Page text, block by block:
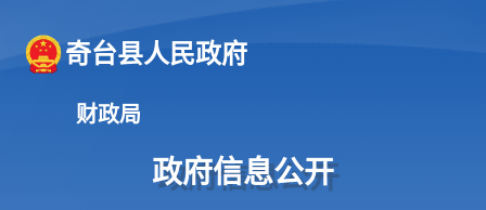
奇台县人民政府
财政局
政府信息公开